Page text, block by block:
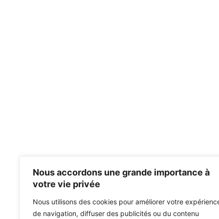
Nous accordons une grande importance à
votre vie privée
Nous utilisons des cookies pour améliorer votre
de navigation, diffuser des publicités ou du contenu